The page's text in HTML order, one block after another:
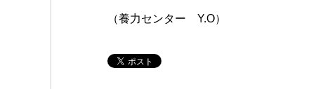
（養力センター Y.O）